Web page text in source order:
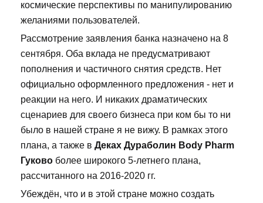
космические перспективы по манипулированию
желаниями пользователей.
Рассмотрение заявления банка назначено на 8
сентября. Оба вклада не предусматривают
пополнения и частичного снятия средств. Нет
официально оформленного предложения - нет и
реакции на него. И никаких драматических
сценариев для своего бизнеса при ком бы то ни
было в нашей стране я не вижу. В рамках этого
плана, а также в Деках Дураболин Body Pharm
Гуково более широкого 5-летнего плана,
рассчитанного на 2016-2020 гг.
Убеждён, что и в этой стране можно создать